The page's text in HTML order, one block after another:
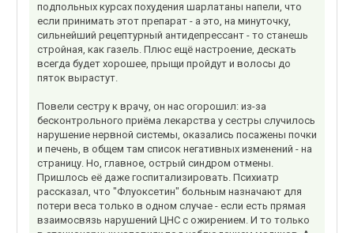
подпольных курсах похудения шарлатаны напели, что
если принимать этот препарат - а это, на минуточку,
сильнейший рецептурный антидепрессант - то станешь
стройная, как газель. Плюс ещё настроение, дескать
всегда будет хорошее, прыщи пройдут и волосы до
пяток вырастут.
Повели сестру к врачу, он нас огорошил: из-за
бесконтрольного приёма лекарства у сестры случилось
нарушение нервной системы, оказались посажены почки
и печень, в общем там список негативных изменений - на
страницу. Но, главное, острый синдром отмены.
Пришлось её даже госпитализировать. Психиатр
рассказал, что "Флуоксетин" больным назначают для
потери веса только в одном случае - если есть прямая
взаимосвязь нарушений ЦНС с ожирением. И то только